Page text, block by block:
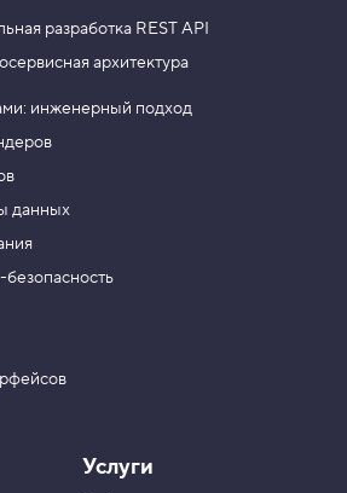
разработка REST API
архитектура
инженерный подход
данных
Услуги